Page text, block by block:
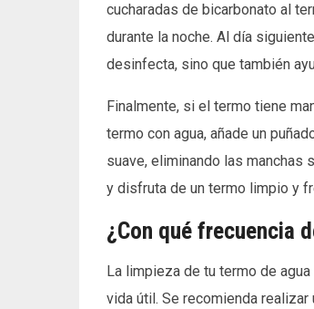
cucharadas de bicarbonato al
durante la noche. Al día
desinfecta, sino que también
Finalmente, si el termo tiene
termo con agua, añade un
suave, eliminando las manchas
y disfruta de un termo limpio y
¿Con qué frecuencia
La limpieza de tu termo de
vida útil. Se recomienda